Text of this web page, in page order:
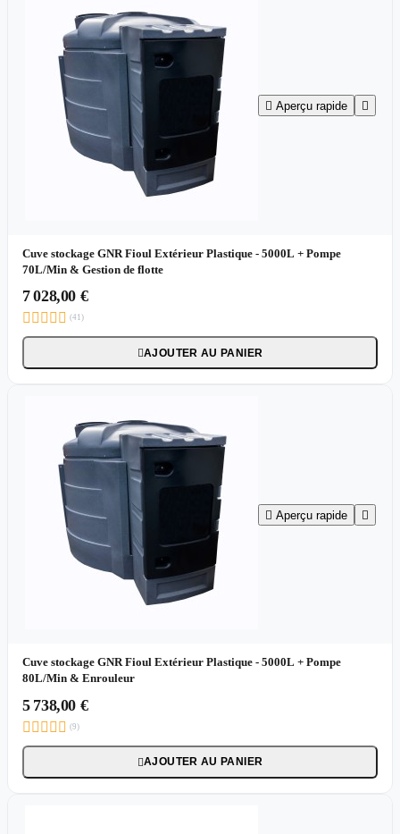
 Aperçu rapide 
Cuve stockage GNR Fioul Extérieur Plastique - 5000L + Pompe
70L/Min & Gestion de flotte
7 028,00 €
     (41)
AJOUTER AU PANIER
 Aperçu rapide 
Cuve stockage GNR Fioul Extérieur Plastique - 5000L + Pompe
80L/Min & Enrouleur
5 738,00 €
     (9)
AJOUTER AU PANIER